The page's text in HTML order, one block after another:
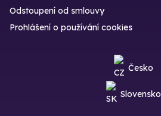
Odstoupení od smlouvy
Prohlášení o používání cookies
Česko
Slovensko